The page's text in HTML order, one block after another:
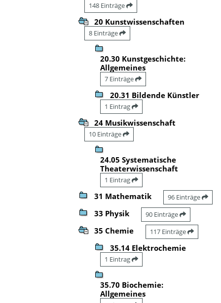
148 Einträge
20 Kunstwissenschaften
8 Einträge
20.30 Kunstgeschichte:
Allgemeines
7 Einträge
20.31 Bildende Künstler
1 Eintrag
24 Musikwissenschaft
10 Einträge
24.05 Systematische
Theaterwissenschaft
1 Eintrag
31 Mathematik 96 Einträge
33 Physik 90 Einträge
35 Chemie 117 Einträge
35.14 Elektrochemie
1 Eintrag
35.70 Biochemie:
Allgemeines